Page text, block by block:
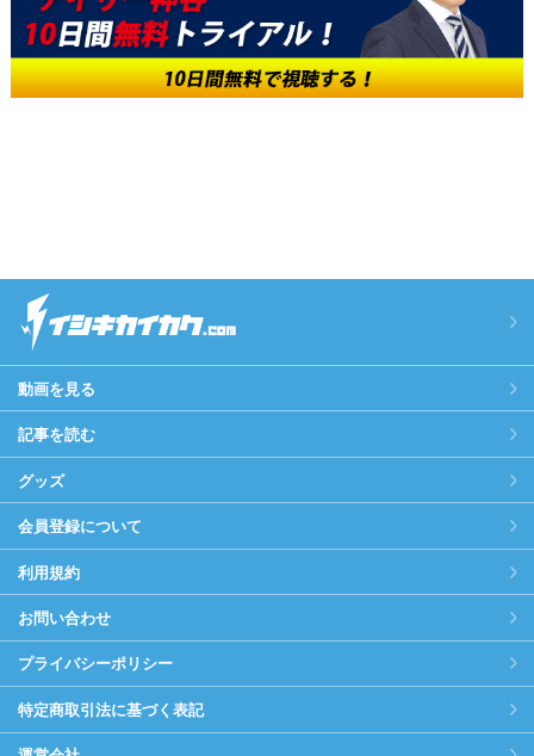
動画を見る
記事を読む
グッズ
会員登録について
利用規約
お問い合わせ
プライバシーポリシー
特定商取引法に基づく表記